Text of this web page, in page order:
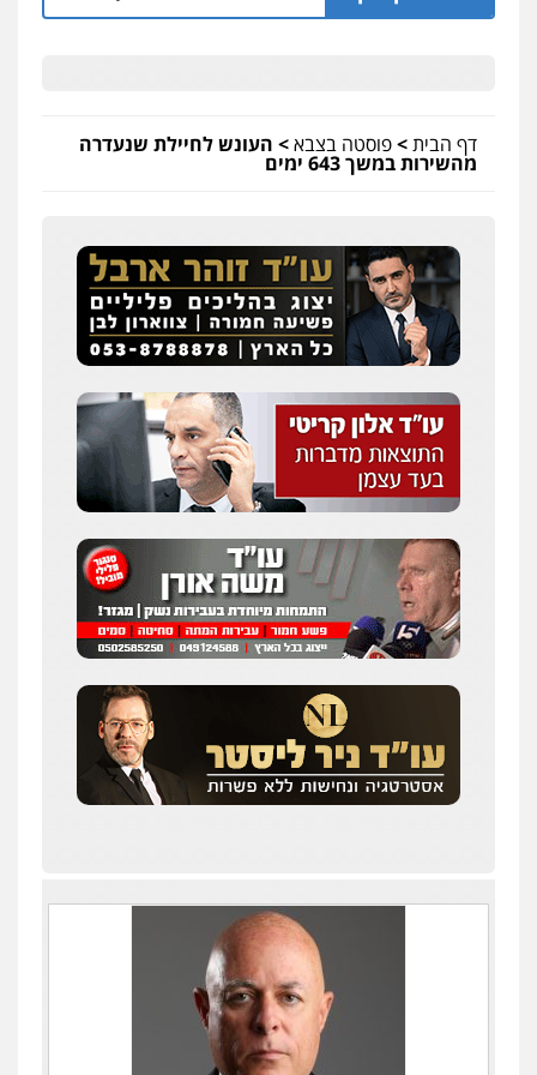
דף הבית>פוסטה בצבא> העונש לחיילת שנעדרה
מהשירות במשך 643 ימים